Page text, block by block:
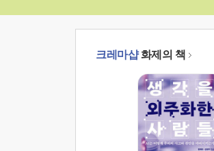
크레마샵화제의 책